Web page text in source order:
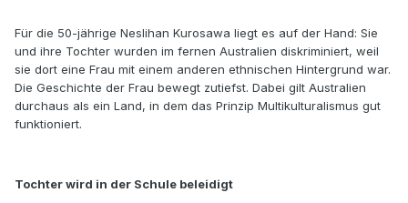
Für die 50-jährige Neslihan Kurosawa liegt es auf der Hand: Sie
und ihre Tochter wurden im fernen Australien diskriminiert, weil
sie dort eine Frau mit einem anderen ethnischen Hintergrund war.
Die Geschichte der Frau bewegt zutiefst. Dabei gilt Australien
durchaus als ein Land, in dem das Prinzip Multikulturalismus gut
funktioniert.
Tochter wird in der Schule beleidigt